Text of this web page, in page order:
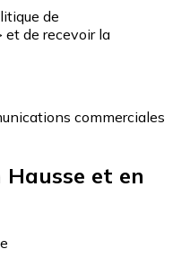
de
de recevoir la
commerciales
et en